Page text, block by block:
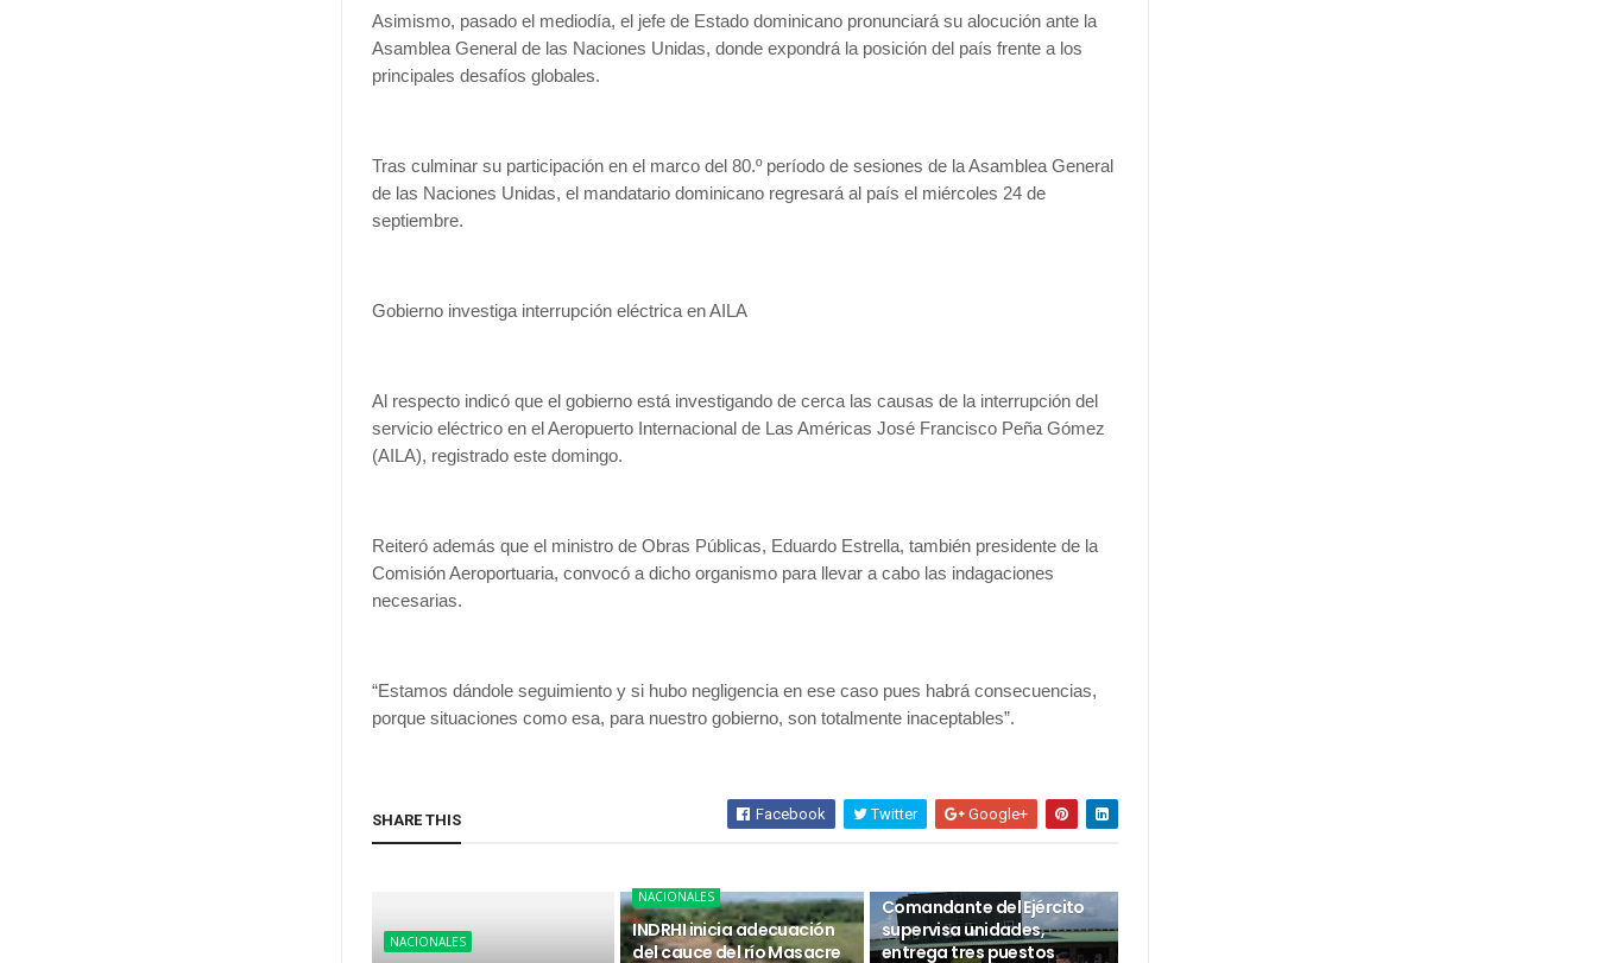
Asimismo, pasado el mediodía, el jefe de Estado dominicano pronunciará su alocución ante la
Asamblea General de las Naciones Unidas, donde expondrá la posición del país frente a los
principales desafíos globales.
Tras culminar su participación en el marco del 80.º período de sesiones de la Asamblea General
de las Naciones Unidas, el mandatario dominicano regresará al país el miércoles 24 de
septiembre.
Gobierno investiga interrupción eléctrica en AILA
Al respecto indicó que el gobierno está investigando de cerca las causas de la interrupción del
servicio eléctrico en el Aeropuerto Internacional de Las Américas José Francisco Peña Gómez
(AILA), registrado este domingo.
Reiteró además que el ministro de Obras Públicas, Eduardo Estrella, también presidente de la
Comisión Aeroportuaria, convocó a dicho organismo para llevar a cabo las indagaciones
necesarias.
“Estamos dándole seguimiento y si hubo negligencia en ese caso pues habrá consecuencias,
porque situaciones como esa, para nuestro gobierno, son totalmente inaceptables”.
SHARE THIS Facebook Twitter Google+
NACIONALES
NACIONALES
INDRHI inicia adecuación
del cauce del río Masacre
Comandante del Ejército
supervisa unidades,
entrega tres puestos